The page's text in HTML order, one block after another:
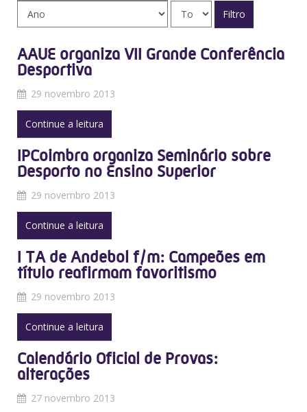
Filtro
AAUE organiza VII Grande Conferência
Desportiva
29 novembro 2013
Continue a leitura
IPCoimbra organiza Seminário sobre
Desporto no Ensino Superior
29 novembro 2013
Continue a leitura
I TA de Andebol f/m: Campeões em
título reafirmam favoritismo
29 novembro 2013
Continue a leitura
Calendário Oficial de Provas:
alterações
27 novembro 2013